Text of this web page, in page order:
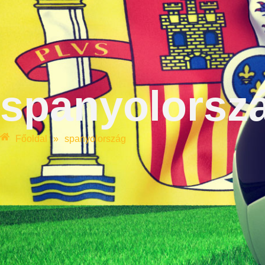
Főoldal » spanyolország